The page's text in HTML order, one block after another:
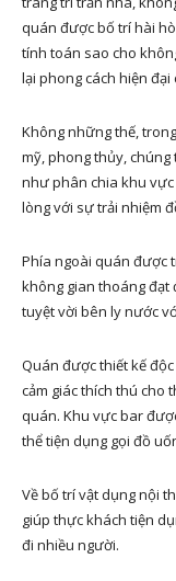
quán được bố trí hài
tính toán sao cho
lại phong cách hiện đại
Không những thế,
mỹ, phong thủy,
như phân chia khu
lòng với sự trải nhiệm
Phía ngoài quán được
không gian thoáng đạt
tuyệt vời bên ly nước
Quán được thiết kế
cảm giác thích thú cho
quán. Khu vực bar
thể tiện dụng gọi đồ
Về bố trí vật dụng nội
giúp thực khách tiện
đi nhiều người.